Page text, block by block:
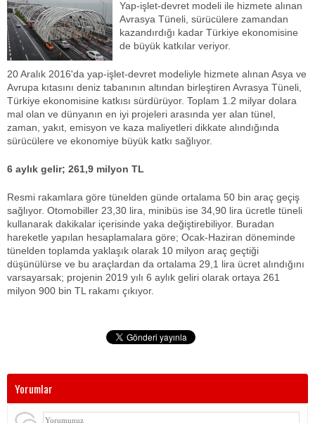
Yap-işlet-devret modeli ile hizmete alınan
Avrasya Tüneli, sürücülere zamandan
kazandırdığı kadar Türkiye ekonomisine
de büyük katkılar veriyor.
20 Aralık 2016'da yap-işlet-devret modeliyle hizmete alınan Asya ve
Avrupa kıtasını deniz tabanının altından birleştiren Avrasya Tüneli,
Türkiye ekonomisine katkısı sürdürüyor. Toplam 1.2 milyar dolara
mal olan ve dünyanın en iyi projeleri arasında yer alan tünel,
zaman, yakıt, emisyon ve kaza maliyetleri dikkate alındığında
sürücülere ve ekonomiye büyük katkı sağlıyor.
6 aylık gelir; 261,9 milyon TL
Resmi rakamlara göre tünelden günde ortalama 50 bin araç geçiş
sağlıyor. Otomobiller 23,30 lira, minibüs ise 34,90 lira ücretle tüneli
kullanarak dakikalar içerisinde yaka değiştirebiliyor. Buradan
hareketle yapılan hesaplamalara göre; Ocak-Haziran döneminde
tünelden toplamda yaklaşık olarak 10 milyon araç geçtiği
düşünülürse ve bu araçlardan da ortalama 29,1 lira ücret alındığını
varsayarsak; projenin 2019 yılı 6 aylık geliri olarak ortaya 261
milyon 900 bin TL rakamı çıkıyor.
Yorumlar